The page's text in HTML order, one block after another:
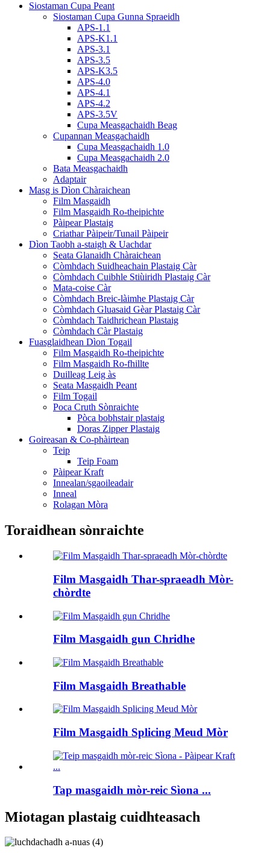
Siostaman Cupa Peant
Siostaman Cupa Gunna Spraeidh
APS-1.1
APS-K1.1
APS-3.1
APS-3.5
APS-K3.5
APS-4.0
APS-4.1
APS-4.2
APS-3.5V
Cupa Measgachaidh Beag
Cupannan Measgachaidh
Cupa Measgachaidh 1.0
Cupa Measgachaidh 2.0
Bata Measgachaidh
Adaptair
Masg is Dìon Chàraichean
Film Masgaidh
Film Masgaidh Ro-theipichte
Pàipear Plastaig
Criathar Pàipeir/Tunail Pàipeir
Dìon Taobh a-staigh & Uachdar
Seata Glanaidh Chàraichean
Còmhdach Suidheachain Plastaig Càr
Còmhdach Cuibhle Stiùiridh Plastaig Càr
Mata-coise Càr
Còmhdach Breic-làimhe Plastaig Càr
Còmhdach Gluasaid Gèar Plastaig Càr
Còmhdach Taidhrichean Plastaig
Còmhdach Càr Plastaig
Fuasglaidhean Dìon Togail
Film Masgaidh Ro-theipichte
Film Masgaidh Ro-fhillte
Duilleag Leig às
Seata Masgaidh Peant
Film Togail
Poca Cruth Sònraichte
Pòca bobhstair plastaig
Doras Zipper Plastaig
Goireasan & Co-phàirtean
Teip
Teip Foam
Pàipear Kraft
Innealan/sgaoileadair
Inneal
Rolagan Mòra
Toraidhean sònraichte
Film Masgaidh Thar-spraeadh Mòr-
chòrdte
Film Masgaidh gun Chridhe
Film Masgaidh Breathable
Film Masgaidh Splicing Meud Mòr
Tap masgaidh mòr-reic Sìona ...
Miotagan plastaig cuidhteasach